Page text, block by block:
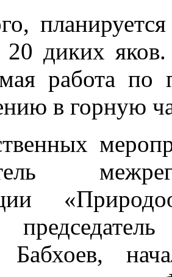
20 диких
работа по
в горную
Бабхоев,